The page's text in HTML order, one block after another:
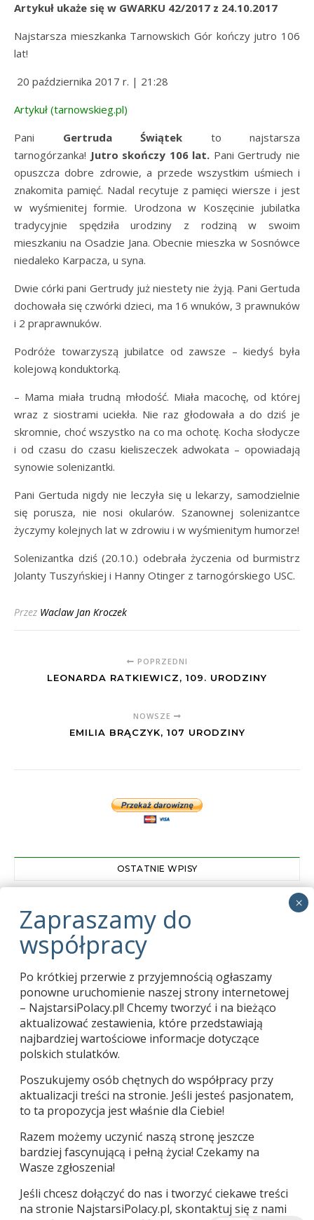
Artykuł ukaże się w GWARKU 42/2017 z 24.10.2017
Najstarsza mieszkanka Tarnowskich Gór kończy jutro 106
lat!
20 października 2017 r. | 21:28
Artykuł (tarnowskieg.pl)
Pani Gertruda Świątek to najstarsza
tarnogórzanka! Jutro skończy 106 lat. Pani Gertrudy nie
opuszcza dobre zdrowie, a przede wszystkim uśmiech i
znakomita pamięć. Nadal recytuje z pamięci wiersze i jest
w wyśmienitej formie. Urodzona w Koszęcinie jubilatka
tradycyjnie spędziła urodziny z rodziną w swoim
mieszkaniu na Osadzie Jana. Obecnie mieszka w Sosnówce
niedaleko Karpacza, u syna.
Dwie córki pani Gertrudy już niestety nie żyją. Pani Gertuda
dochowała się czwórki dzieci, ma 16 wnuków, 3 prawnuków
i 2 praprawnuków.
Podróże towarzyszą jubilatce od zawsze – kiedyś była
kolejową konduktorką.
– Mama miała trudną młodość. Miała macochę, od której
wraz z siostrami uciekła. Nie raz głodowała a do dziś je
skromnie, choć wszystko na co ma ochotę. Kocha słodycze
i od czasu do czasu kieliszeczek adwokata – opowiadają
synowie solenizantki.
Pani Gertuda nigdy nie leczyła się u lekarzy, samodzielnie
się porusza, nie nosi okularów. Szanownej solenizantce
życzymy kolejnych lat w zdrowiu i w wyśmienitym humorze!
Solenizantka dziś (20.10.) odebrała życzenia od burmistrz
Jolanty Tuszyńskiej i Hanny Otinger z tarnogórskiego USC.
Przez Waclaw Jan Kroczek
POPRZEDNI
LEONARDA RATKIEWICZ, 109. URODZINY
NOWSZE
EMILIA BRĄCZYK, 107 URODZINY
OSTATNIE WPISY
Zapraszamy do współpracy 01.03.2024
Pani Tekla Juniewicz kończy 114 lat
Karol Bogdan 1913-2020 04.06.2020
| Copyright © Wacław Jan Kroczek 2015-2026 |
POWRÓT NA GÓRĘ
Po krótkiej przerwie z przyjemnością ogłaszamy
ponowne uruchomienie naszej strony internetowej
– NajstarsiPolacy.pl! Chcemy tworzyć i na bieżąco
aktualizować zestawienia, które przedstawiają
najbardziej wartościowe informacje dotyczące
polskich stulatków.
Poszukujemy osób chętnych do współpracy przy
aktualizacji treści na stronie. Jeśli jesteś pasjonatem,
to ta propozycja jest właśnie dla Ciebie!
Razem możemy uczynić naszą stronę jeszcze
bardziej fascynującą i pełną życia! Czekamy na
Wasze zgłoszenia!
Jeśli chcesz dołączyć do nas i tworzyć ciekawe treści
na stronie NajstarsiPolacy.pl, skontaktuj się z nami
Używamy ciasteczek, aby zapewnić najlepszą jakość
korzystania z naszej witryny.
Więcej informacji na temat plików ciasteczka, których
używamy, oraz możliwości ich wyłączenia znajdziesz w
ustawieniach.